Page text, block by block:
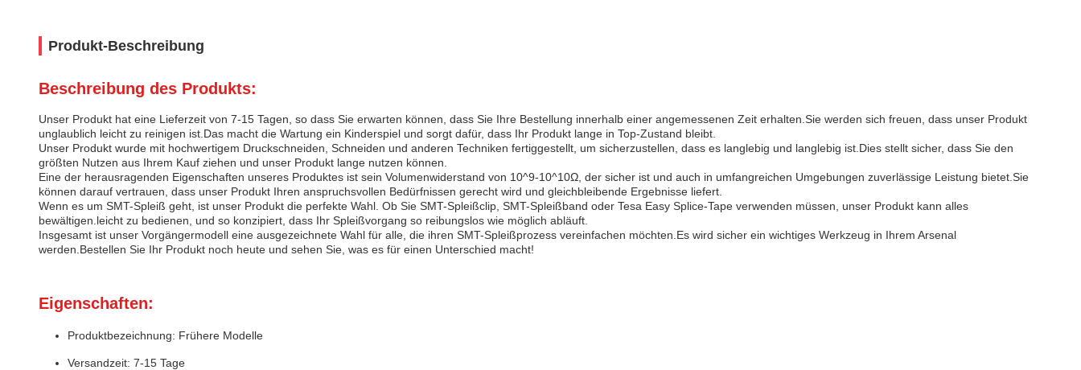
Produkt-Beschreibung
Beschreibung des Produkts:
Unser Produkt hat eine Lieferzeit von 7-15 Tagen, so dass Sie erwarten können, dass Sie Ihre Bestellung innerhalb einer angemessenen Zeit erhalten.Sie werden sich freuen, dass unser Produkt
unglaublich leicht zu reinigen ist.Das macht die Wartung ein Kinderspiel und sorgt dafür, dass Ihr Produkt lange in Top-Zustand bleibt.
Unser Produkt wurde mit hochwertigem Druckschneiden, Schneiden und anderen Techniken fertiggestellt, um sicherzustellen, dass es langlebig und langlebig ist.Dies stellt sicher, dass Sie den
größten Nutzen aus Ihrem Kauf ziehen und unser Produkt lange nutzen können.
Eine der herausragenden Eigenschaften unseres Produktes ist sein Volumenwiderstand von 10^9-10^10Ω, der sicher ist und auch in umfangreichen Umgebungen zuverlässige Leistung bietet.Sie
können darauf vertrauen, dass unser Produkt Ihren anspruchsvollen Bedürfnissen gerecht wird und gleichbleibende Ergebnisse liefert.
Wenn es um SMT-Spleiß geht, ist unser Produkt die perfekte Wahl. Ob Sie SMT-Spleißclip, SMT-Spleißband oder Tesa Easy Splice-Tape verwenden müssen, unser Produkt kann alles
bewältigen.leicht zu bedienen, und so konzipiert, dass Ihr Spleißvorgang so reibungslos wie möglich abläuft.
Insgesamt ist unser Vorgängermodell eine ausgezeichnete Wahl für alle, die ihren SMT-Spleißprozess vereinfachen möchten.Es wird sicher ein wichtiges Werkzeug in Ihrem Arsenal
werden.Bestellen Sie Ihr Produkt noch heute und sehen Sie, was es für einen Unterschied macht!
Eigenschaften:
Produktbezeichnung: Frühere Modelle
Versandzeit: 7-15 Tage